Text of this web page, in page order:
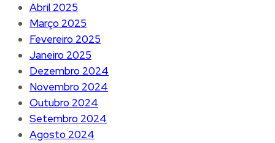
Abril 2025
Março 2025
Fevereiro 2025
Janeiro 2025
Dezembro 2024
Novembro 2024
Outubro 2024
Setembro 2024
Agosto 2024